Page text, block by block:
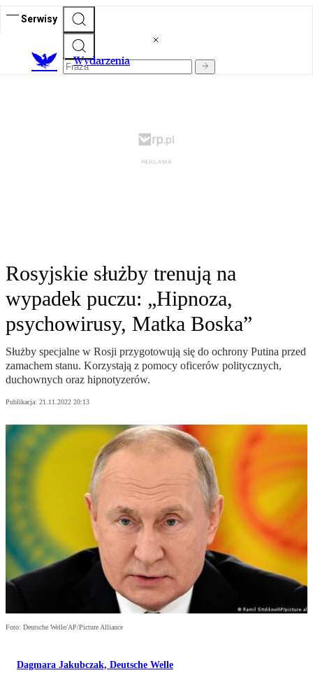
Serwisy
Wydarzenia
Rosyjskie służby trenują na
wypadek puczu: „Hipnoza,
psychowirusy, Matka Boska”
Służby specjalne w Rosji przygotowują się do ochrony Putina przed
zamachem stanu. Korzystają z pomocy oficerów politycznych,
duchownych oraz hipnotyzerów.
Publikacja: 21.11.2022 20:13
Foto: Deutsche Welle/AP/Picture Alliance
Dagmara Jakubczak, Deutsche Welle